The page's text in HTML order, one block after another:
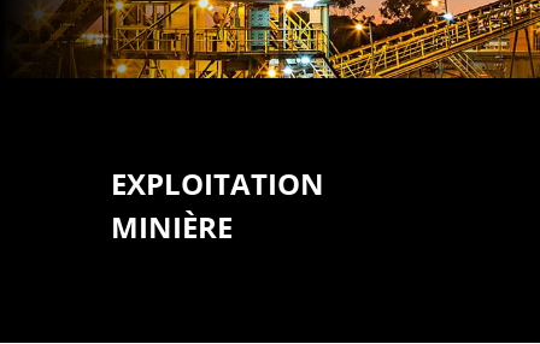
EXPLOITATION
MINIÈRE